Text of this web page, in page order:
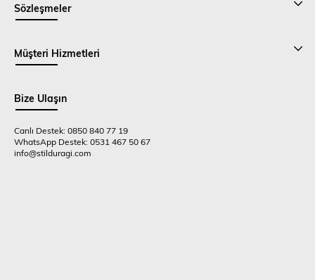
Sözleşmeler
Müşteri Hizmetleri
Bize Ulaşın
Canlı Destek: 0850 840 77 19
WhatsApp Destek: 0531 467 50 67
info@stilduragi.com